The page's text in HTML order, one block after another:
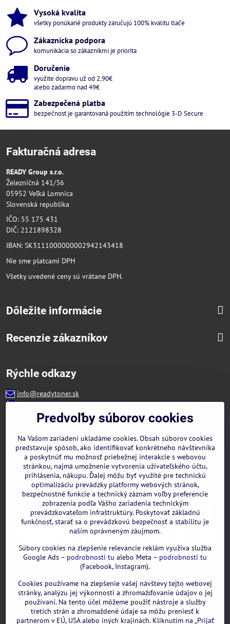
Vysoká kvalita
všetky ponúkané produkty zaručujú 100% kvalitu tlače
Zákaznícka podpora
komunikácia so zákazníkmi je priorita
Doručenie
využite dopravu už od 2,90€
alebo zadarmo nad 49€
Zabezpečená platba
bezpečnosť je garantovaná použitím technológie 3-D Secure
Fakturačná adresa
READY Group s.r.o.
Železničná 141/36
05952 Veľká Lomnica
Slovenská republika
IČO: 55 175 431
DIČ: 2121898328
IBAN: SK3111000000002942143418
Nie sme platcami DPH
Všetky uvedené ceny sú vrátane DPH.
Dôležite informácie
Recenzie zákazníkov
Rýchle odkazy
info@readytoner.sk
+421 944 322 536 (PO-PIA: 09:00- 15:00)
Facebook
WhatsApp
GOOGLE recenzie:
Predvoľby súborov cookies
Na Vašom zariadení ukladáme cookies. Obsah súborov cookies
predstavuje spôsob, ako identifikovať konkrétneho návštevníka
a poskytnúť mu možnosť priebežnej interakcie s webovou
stránkou, najmä umožnenie vytvorenia užívateľského účtu,
prihlásenia, nákupu. Ďalej môžu byť využité pre technickú
optimalizáciu prevádzky platformy webových stránok,
bezpečnostné funkcie a technický záznam voľby preferencie
zobrazenia podľa Vášho zariadenia technickým
prevádzkovateľom infraštruktúry. Poskytovať základnú
funkčnosť, starať sa o prevádzkovú bezpečnosť a stabilitu je
naším oprávneným záujmom.
Súbory cookies na zlepšenie relevancie reklám využíva služba
Google Ads – podrobnosti tu alebo Meta – podrobnosti tu
(Facebook, Instagram).
Cookies používame na zlepšenie vašej návštevy tejto webovej
stránky, analýzu jej výkonnosti a zhromažďovanie údajov o jej
používaní. Na tento účel môžeme použiť nástroje a služby
tretích strán a zhromaždené údaje sa môžu preniesť k
partnerom v EÚ, USA alebo iných krajinách. Kliknutím na „Prijať